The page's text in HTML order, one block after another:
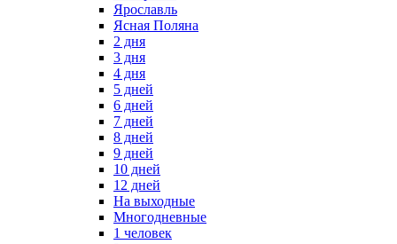
Ярославль
Ясная Поляна
2 дня
3 дня
4 дня
5 дней
6 дней
7 дней
8 дней
9 дней
10 дней
12 дней
На выходные
Многодневные
1 человек